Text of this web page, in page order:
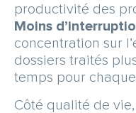
productivité des
Moins
concentration sur
dossiers traités
temps pour
Côté qualité de